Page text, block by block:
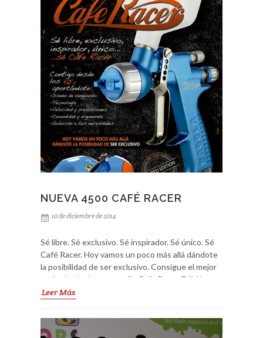
NUEVA 4500 CAFÉ RACER
10 de diciembre de 2014
Sé libre. Sé exclusivo. Sé inspirador. Sé único. Sé
Café Racer. Hoy vamos un poco más allá dándote
la posibilidad de ser exclusivo. Consigue el mejor
acabado al más puro estilo Cafe Racer. Edición
limitada, ¡no te quedes sin la tuya! Descúbrela
Leer Más